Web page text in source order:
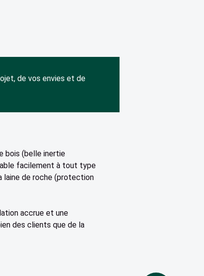
de vos envies et de
bois (belle inertie
facilement à tout type
laine de roche (protection
accrue et une
des clients que de la